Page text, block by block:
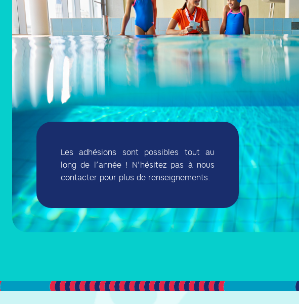
Les adhésions sont possibles tout au
long de l’année ! N’hésitez pas à nous
contacter pour plus de renseignements.